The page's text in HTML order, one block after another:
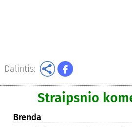
Dalintis:
Straipsnio
Brenda